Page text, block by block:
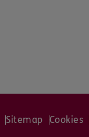
Sitemap Cookies